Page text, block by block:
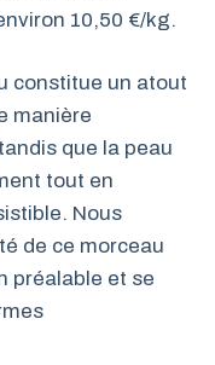
10,50 €/kg.
constitue un atout
manière
que la peau
tout en
Nous
de ce morceau
préalable et se